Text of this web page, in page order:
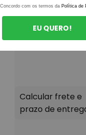
Concordo com os termos da Política de
EU QUERO!